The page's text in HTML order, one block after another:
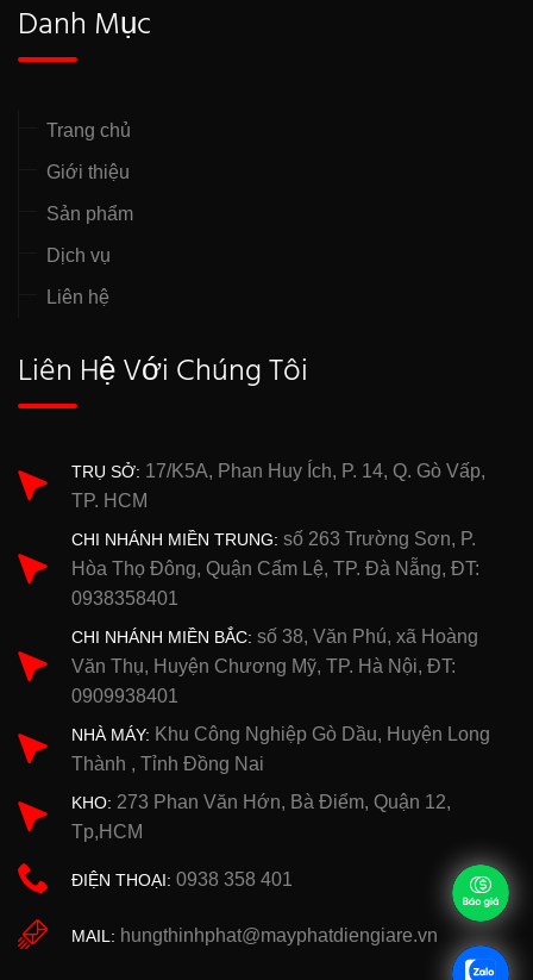
Danh Mục
Trang chủ
Giới thiệu
Sản phẩm
Dịch vụ
Liên hệ
Liên Hệ Với Chúng Tôi
TRỤ SỞ: 17/K5A, Phan Huy Ích, P. 14, Q. Gò Vấp,
TP. HCM
CHI NHÁNH MIỀN TRUNG: số 263 Trường Sơn, P.
Hòa Thọ Đông, Quận Cẩm Lệ, TP. Đà Nẵng, ĐT:
0938358401
CHI NHÁNH MIỀN BẮC: số 38, Văn Phú, xã Hoàng
Văn Thụ, Huyện Chương Mỹ, TP. Hà Nội, ĐT:
0909938401
NHÀ MÁY: Khu Công Nghiệp Gò Dầu, Huyện Long
Thành , Tỉnh Đồng Nai
KHO: 273 Phan Văn Hớn, Bà Điểm, Quận 12,
Tp,HCM
ĐIỆN THOẠI: 0938 358 401
MAIL: hungthinhphat@mayphatdiengiare.vn